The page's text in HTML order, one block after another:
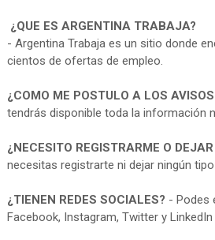
¿QUE ES ARGENTINA TRABAJA?
- Argentina Trabaja es un sitio donde
cientos de ofertas de empleo.
¿COMO ME POSTULO A LOS
tendrás disponible toda la información
¿NECESITO REGISTRARME O
necesitas registrarte ni dejar ningún
¿TIENEN REDES SOCIALES? - Podes
Facebook, Instagram, Twitter y LinkedIn